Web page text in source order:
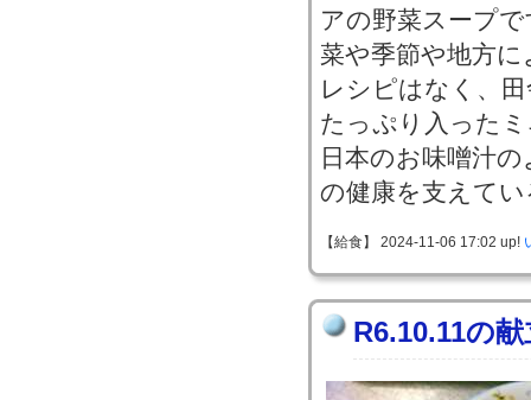
アの野菜スープ
菜や季節や地方
レシピはなく、
たっぷり入った
日本のお味噌汁
の健康を支えて
【給食】 2024-11-06 17:02 up!
R6.10.11の献